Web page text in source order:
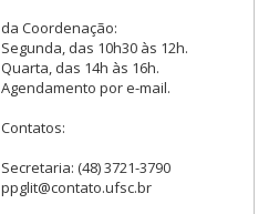
da Coordenação:
Segunda, das 10h30 às 12h.
Quarta, das 14h às 16h.
Agendamento por e-mail.
Contatos:
Secretaria: (48) 3721-3790
ppglit@contato.ufsc.br